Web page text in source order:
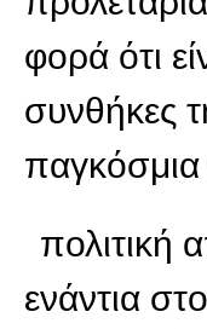
φορά ότι
συνθήκες
παγκόσμια
πολιτική
ενάντια